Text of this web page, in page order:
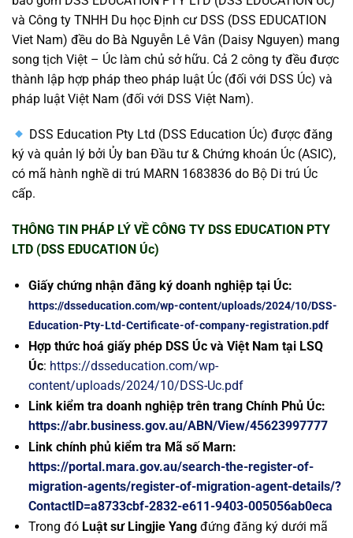
và Công ty TNHH Du học Định cư DSS (DSS EDUCATION
Viet Nam) đều do Bà Nguyễn Lê Vân (Daisy Nguyen) mang
song tịch Việt – Úc làm chủ sở hữu. Cả 2 công ty đều được
thành lập hợp pháp theo pháp luật Úc (đối với DSS Úc) và
pháp luật Việt Nam (đối với DSS Việt Nam).
DSS Education Pty Ltd (DSS Education Úc) được đăng
ký và quản lý bởi Ủy ban Đầu tư & Chứng khoán Úc (ASIC),
có mã hành nghề di trú MARN 1683836 do Bộ Di trú Úc
cấp.
THÔNG TIN PHÁP LÝ VỀ CÔNG TY DSS EDUCATION PTY
LTD (DSS EDUCATION Úc)
Giấy chứng nhận đăng ký doanh nghiệp tại Úc:
https://dsseducation.com/wp-content/uploads/2024/10/DSS-
Education-Pty-Ltd-Certificate-of-company-registration.pdf
Hợp thức hoá giấy phép DSS Úc và Việt Nam tại LSQ
Úc: https://dsseducation.com/wp-
content/uploads/2024/10/DSS-Uc.pdf
Link kiểm tra doanh nghiệp trên trang Chính Phủ Úc:
https://abr.business.gov.au/ABN/View/45623997777
Link chính phủ kiểm tra Mã số Marn:
https://portal.mara.gov.au/search-the-register-of-
migration-agents/register-of-migration-agent-details/?
ContactID=a8733cbf-2832-e611-9403-005056ab0eca
Trong đóLuật sư Lingjie Yang đứng đăng ký dưới mã